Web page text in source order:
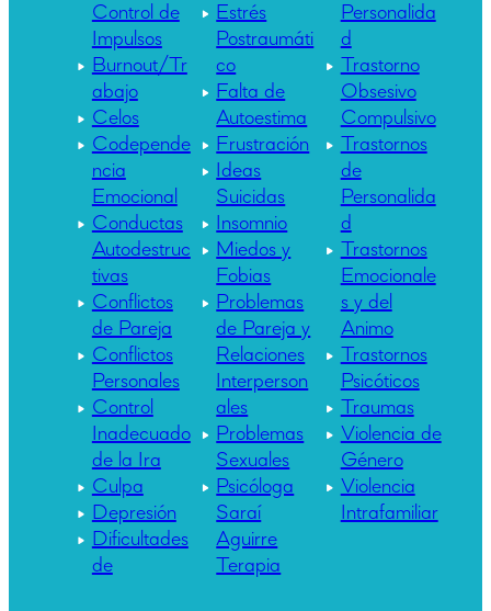
Control de
Impulsos
Burnout/Tr
abajo
Celos
Codepende
ncia
Emocional
Conductas
Autodestruc
tivas
Conflictos
de Pareja
Conflictos
Personales
Control
Inadecuado
de la Ira
Culpa
Depresión
Dificultades
de
Estrés
Postraumáti
co
Falta de
Autoestima
Frustración
Ideas
Suicidas
Insomnio
Miedos y
Fobias
Problemas
de Pareja y
Relaciones
Interperson
ales
Problemas
Sexuales
Psicóloga
Saraí
Aguirre
Terapia
Personalida
d
Trastorno
Obsesivo
Compulsivo
Trastornos
de
Personalida
d
Trastornos
Emocionale
s y del
Animo
Trastornos
Psicóticos
Traumas
Violencia de
Género
Violencia
Intrafamiliar